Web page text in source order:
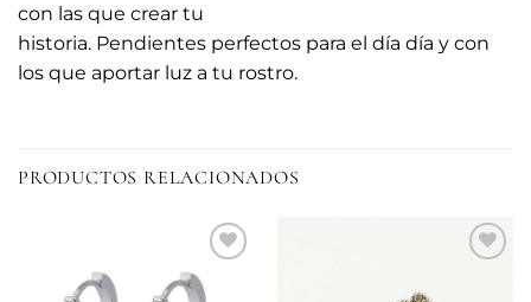
con las que crear tu
historia. Pendientes perfectos para el día día y con
los que aportar luz a tu rostro.
PRODUCTOS RELACIONADOS
Añadir
a la